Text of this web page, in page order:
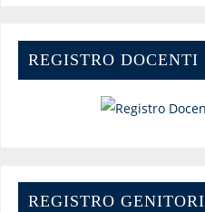
REGISTRO DOCENTI
REGISTRO GENITORI